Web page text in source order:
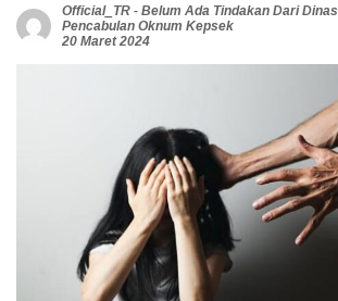
Official_TR - Belum Ada Tindakan Dari
Pencabulan Oknum Kepsek
20 Maret 2024